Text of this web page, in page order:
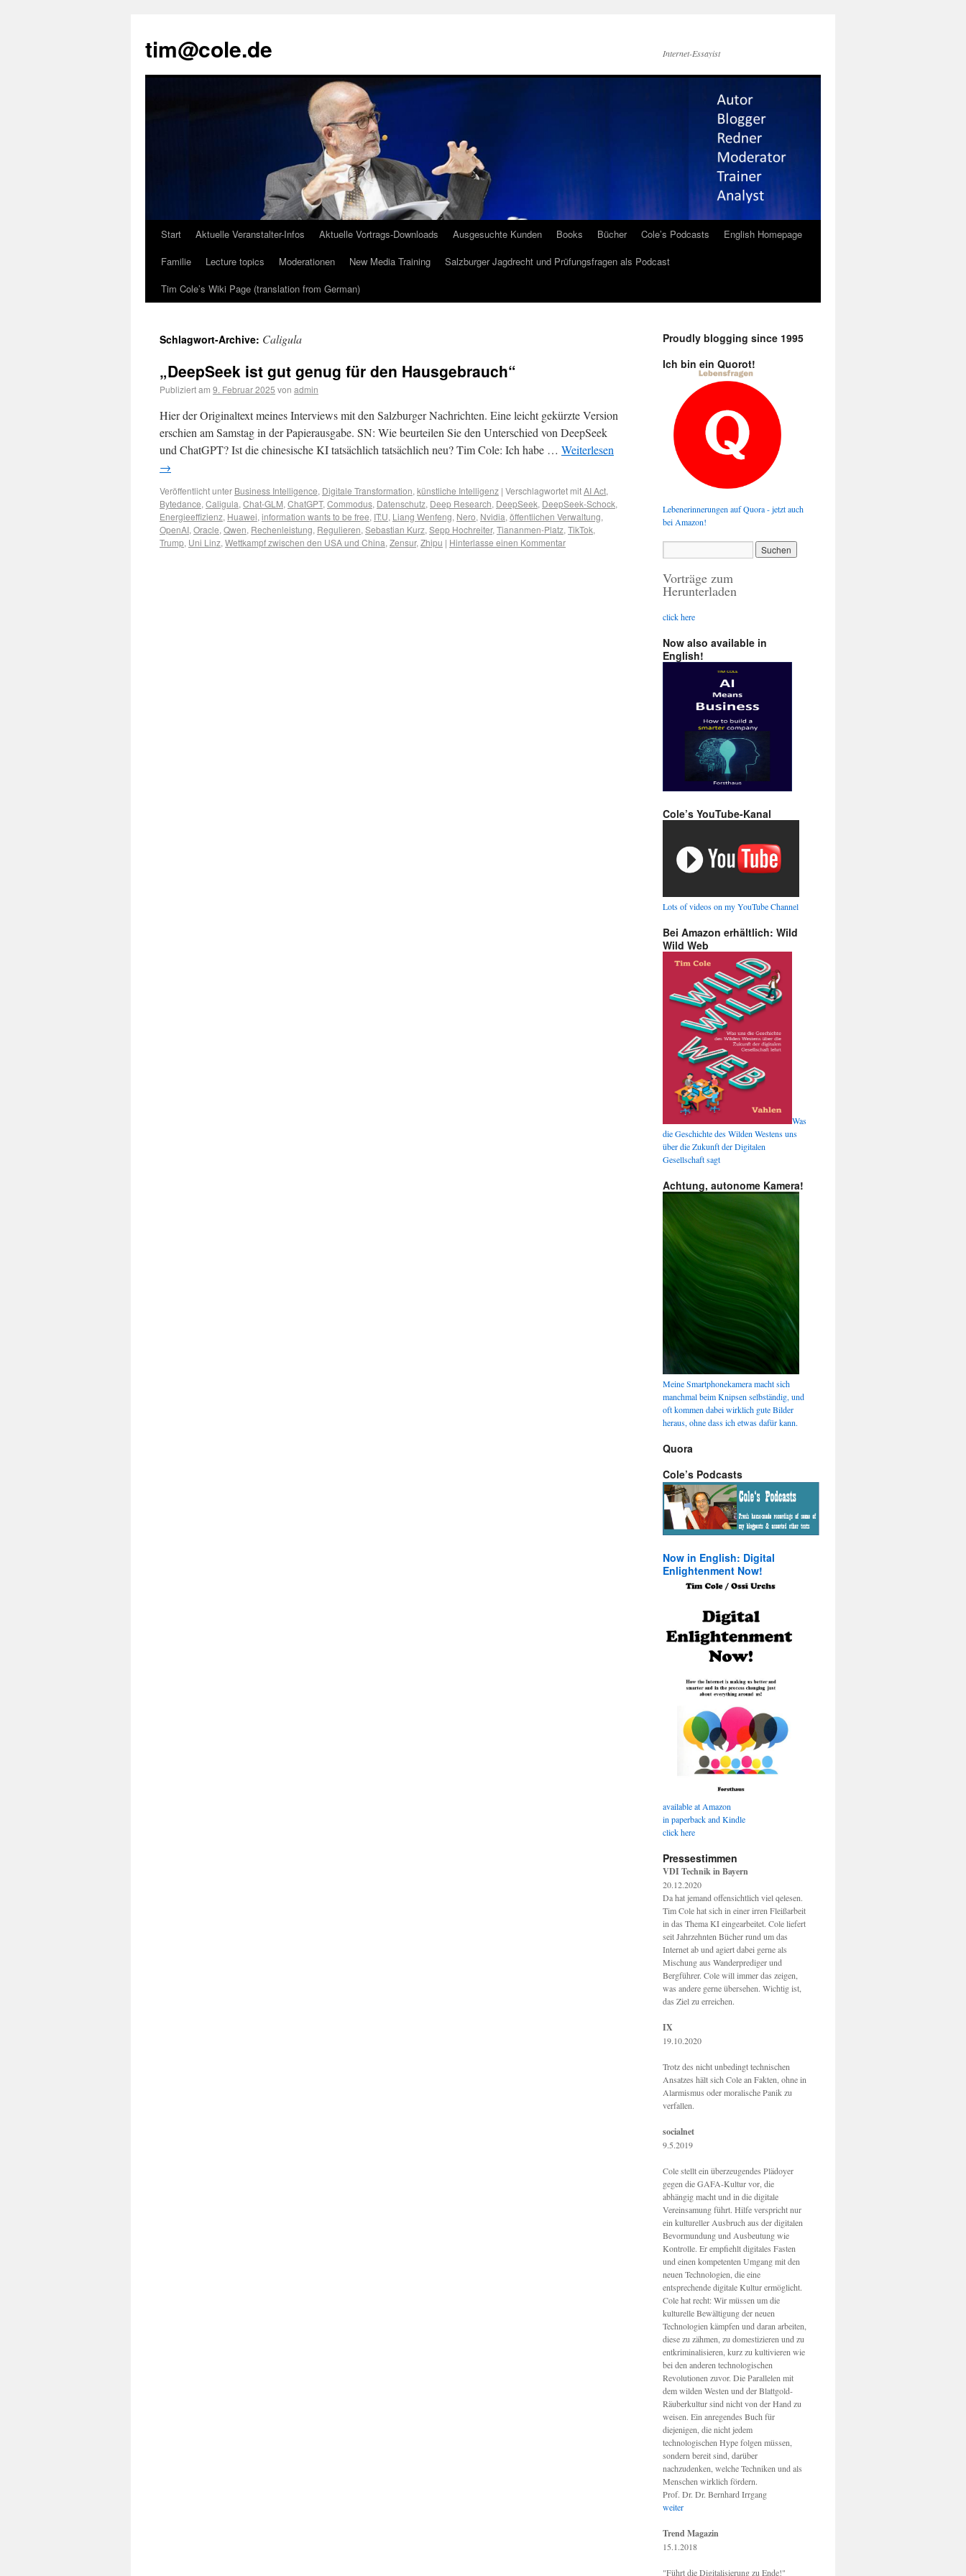
tim@cole.de Internet-Essayist
Start Aktuelle Veranstalter-Infos Aktuelle Vortrags-Downloads Ausgesuchte Kunden Books Bücher Cole’s Podcasts
English Homepage
Familie
Lecture topics Moderationen New Media Training
Salzburger Jagdrecht und Prüfungsfragen als Podcast
Tim Cole’s Wiki Page (translation from German)
Schlagwort-Archive: Caligula
„DeepSeek ist gut genug für den Hausgebrauch“
Publiziert am 9. Februar 2025 von admin
Hier der Originaltext meines Interviews mit den Salzburger Nachrichten. Eine leicht gekürzte Version
erschien am Samstag in der Papierausgabe. SN: Wie beurteilen Sie den Unterschied von DeepSeek
und ChatGPT? Ist die chinesische KI tatsächlich tatsächlich neu? Tim Cole: Ich habe … Weiterlesen
→
Veröffentlicht unter Business Intelligence, Digitale Transformation, künstliche Intelligenz | Verschlagwortet mitAI Act,
Bytedance, Caligula, Chat-GLM, ChatGPT, Commodus, Datenschutz, Deep Research, DeepSeek, DeepSeek-Schock,
Energieeffizienz, Huawei, information wants to be free, IT:U, Liang Wenfeng, Nero, Nvidia, öffentlichen Verwaltung,
OpenAI, Oracle, Qwen, Rechenleistung, Regulieren, Sebastian Kurz, Sepp Hochreiter, Tiananmen-Platz, TikTok,
Trump, Uni Linz, Wettkampf zwischen den USA und China, Zensur, Zhipu | Hinterlasse einen Kommentar
Proudly blogging since 1995
Ich bin ein Quorot!
Lebenerinnerungen auf Quora - jetzt auch
bei Amazon!
Vorträge zum
Herunterladen
click here
Now also available in
English!
Cole’s YouTube-Kanal
Lots of videos on my YouTube Channel
Bei Amazon erhältlich: Wild
Wild Web
Was
die Geschichte des Wilden Westens uns
über die Zukunft der Digitalen
Gesellschaft sagt
Achtung, autonome Kamera!
Meine Smartphonekamera macht sich
manchmal beim Knipsen selbständig, und
oft kommen dabei wirklich gute Bilder
heraus, ohne dass ich etwas dafür kann.
Quora
Cole’s Podcasts
Now in English: Digital
Enlightenment Now!
available at Amazon
in paperback and Kindle
click here
Pressestimmen
VDI Technik in Bayern
20.12.2020
Da hat jemand offensichtlich viel qelesen.
Tim Cole hat sich in einer irren Fleißarbeit
in das Thema KI eingearbeitet. Cole liefert
seit Jahrzehnten Bücher rund um das
Internet ab und agiert dabei gerne als
Mischung aus Wanderprediger und
Bergführer. Cole will immer das zeigen,
was andere gerne übersehen. Wichtig ist,
das Ziel zu erreichen.
IX
19.10.2020
Trotz des nicht unbedingt technischen
Ansatzes hält sich Cole an Fakten, ohne in
Alarmismus oder moralische Panik zu
verfallen.
socialnet
9.5.2019
Cole stellt ein überzeugendes Plädoyer
gegen die GAFA-Kultur vor, die
abhängig macht und in die digitale
Vereinsamung führt. Hilfe verspricht nur
ein kultureller Ausbruch aus der digitalen
Bevormundung und Ausbeutung wie
Kontrolle. Er empfiehlt digitales Fasten
und einen kompetenten Umgang mit den
neuen Technologien, die eine
entsprechende digitale Kultur ermöglicht.
Cole hat recht: Wir müssen um die
kulturelle Bewältigung der neuen
Technologien kämpfen und daran arbeiten,
diese zu zähmen, zu domestizieren und zu
entkriminalisieren, kurz zu kultivieren wie
bei den anderen technologischen
Revolutionen zuvor. Die Parallelen mit
dem wilden Westen und der Blattgold-
Räuberkultur sind nicht von der Hand zu
weisen. Ein anregendes Buch für
diejenigen, die nicht jedem
technologischen Hype folgen müssen,
sondern bereit sind, darüber
nachzudenken, welche Techniken und als
Menschen wirklich fördern.
Prof. Dr. Dr. Bernhard Irrgang
weiter
Trend Magazin
15.1.2018
"Führt die Digitalisierung zu Ende!"